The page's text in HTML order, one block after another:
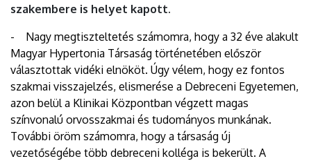
szakembere is helyet kapott.
- Nagy megtiszteltetés számomra, hogy a 32 éve alakult
Magyar Hypertonia Társaság történetében először
választottak vidéki elnököt. Úgy vélem, hogy ez fontos
szakmai visszajelzés, elismerése a Debreceni Egyetemen,
azon belül a Klinikai Központban végzett magas
színvonalú orvosszakmai és tudományos munkának.
További öröm számomra, hogy a társaság új
vezetőségébe több debreceni kolléga is bekerült. A